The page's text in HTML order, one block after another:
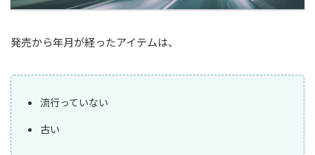
発売から年月が経ったアイテムは、
流行っていない
古い